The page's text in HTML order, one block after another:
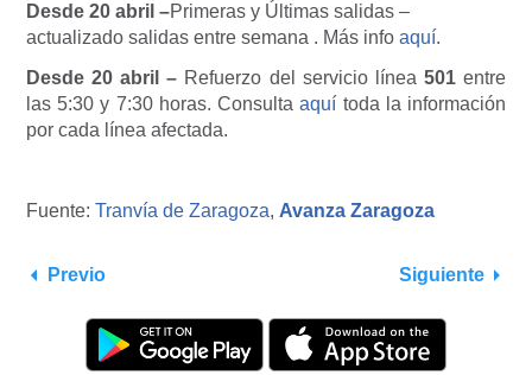
Desde 20 abril –Primeras y Últimas salidas –
actualizado salidas entre semana . Más info aquí.
Desde 20 abril – Refuerzo del servicio línea 501entre
las 5:30 y 7:30 horas. Consulta aquí toda la información
por cada línea afectada.
Fuente: Tranvía de Zaragoza, Avanza Zaragoza
Previo Siguiente